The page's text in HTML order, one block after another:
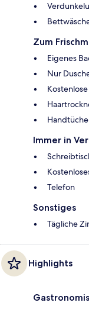
Zum
Eigenes
Nur
Immer in
Telefon
Sonstiges
Tägliche
Highlights